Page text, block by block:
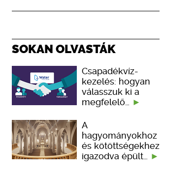
SOKAN OLVASTÁK
Csapadékvíz-
kezelés: hogyan
válasszuk ki a
megfelelő…
A
hagyományokhoz
és kötöttségekhez
igazodva épült…